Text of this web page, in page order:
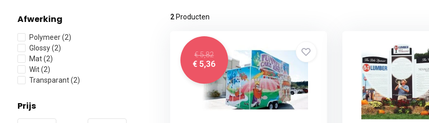
Afwerking
Polymeer(2)
Glossy(2)
Mat(2)
Wit(2)
Transparant(2)
Prijs
2Producten
€ 5,82
€ 5,36